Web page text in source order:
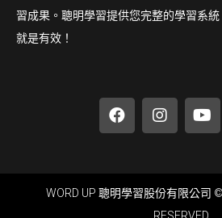
習成果。聰明學習提供您完整的學習系
就是有效！
WORD UP 聰明學習股份有限公司
RESERVED​